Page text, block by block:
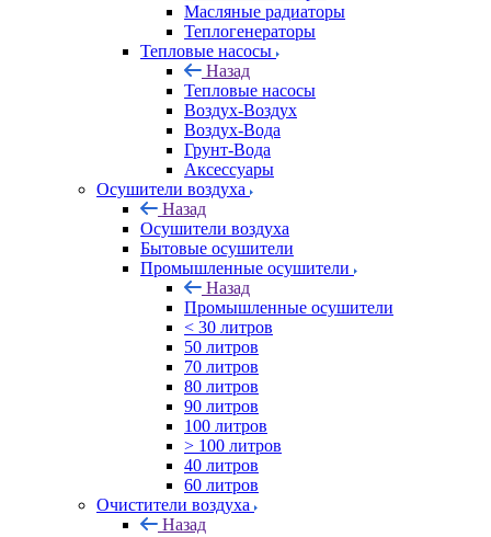
Масляные радиаторы
Теплогенераторы
Тепловые насосы
Назад
Тепловые насосы
Воздух-Воздух
Воздух-Вода
Грунт-Вода
Аксессуары
Осушители воздуха
Назад
Осушители воздуха
Бытовые осушители
Промышленные осушители
Назад
Промышленные осушители
< 30 литров
50 литров
70 литров
80 литров
90 литров
100 литров
> 100 литров
40 литров
60 литров
Очистители воздуха
Назад